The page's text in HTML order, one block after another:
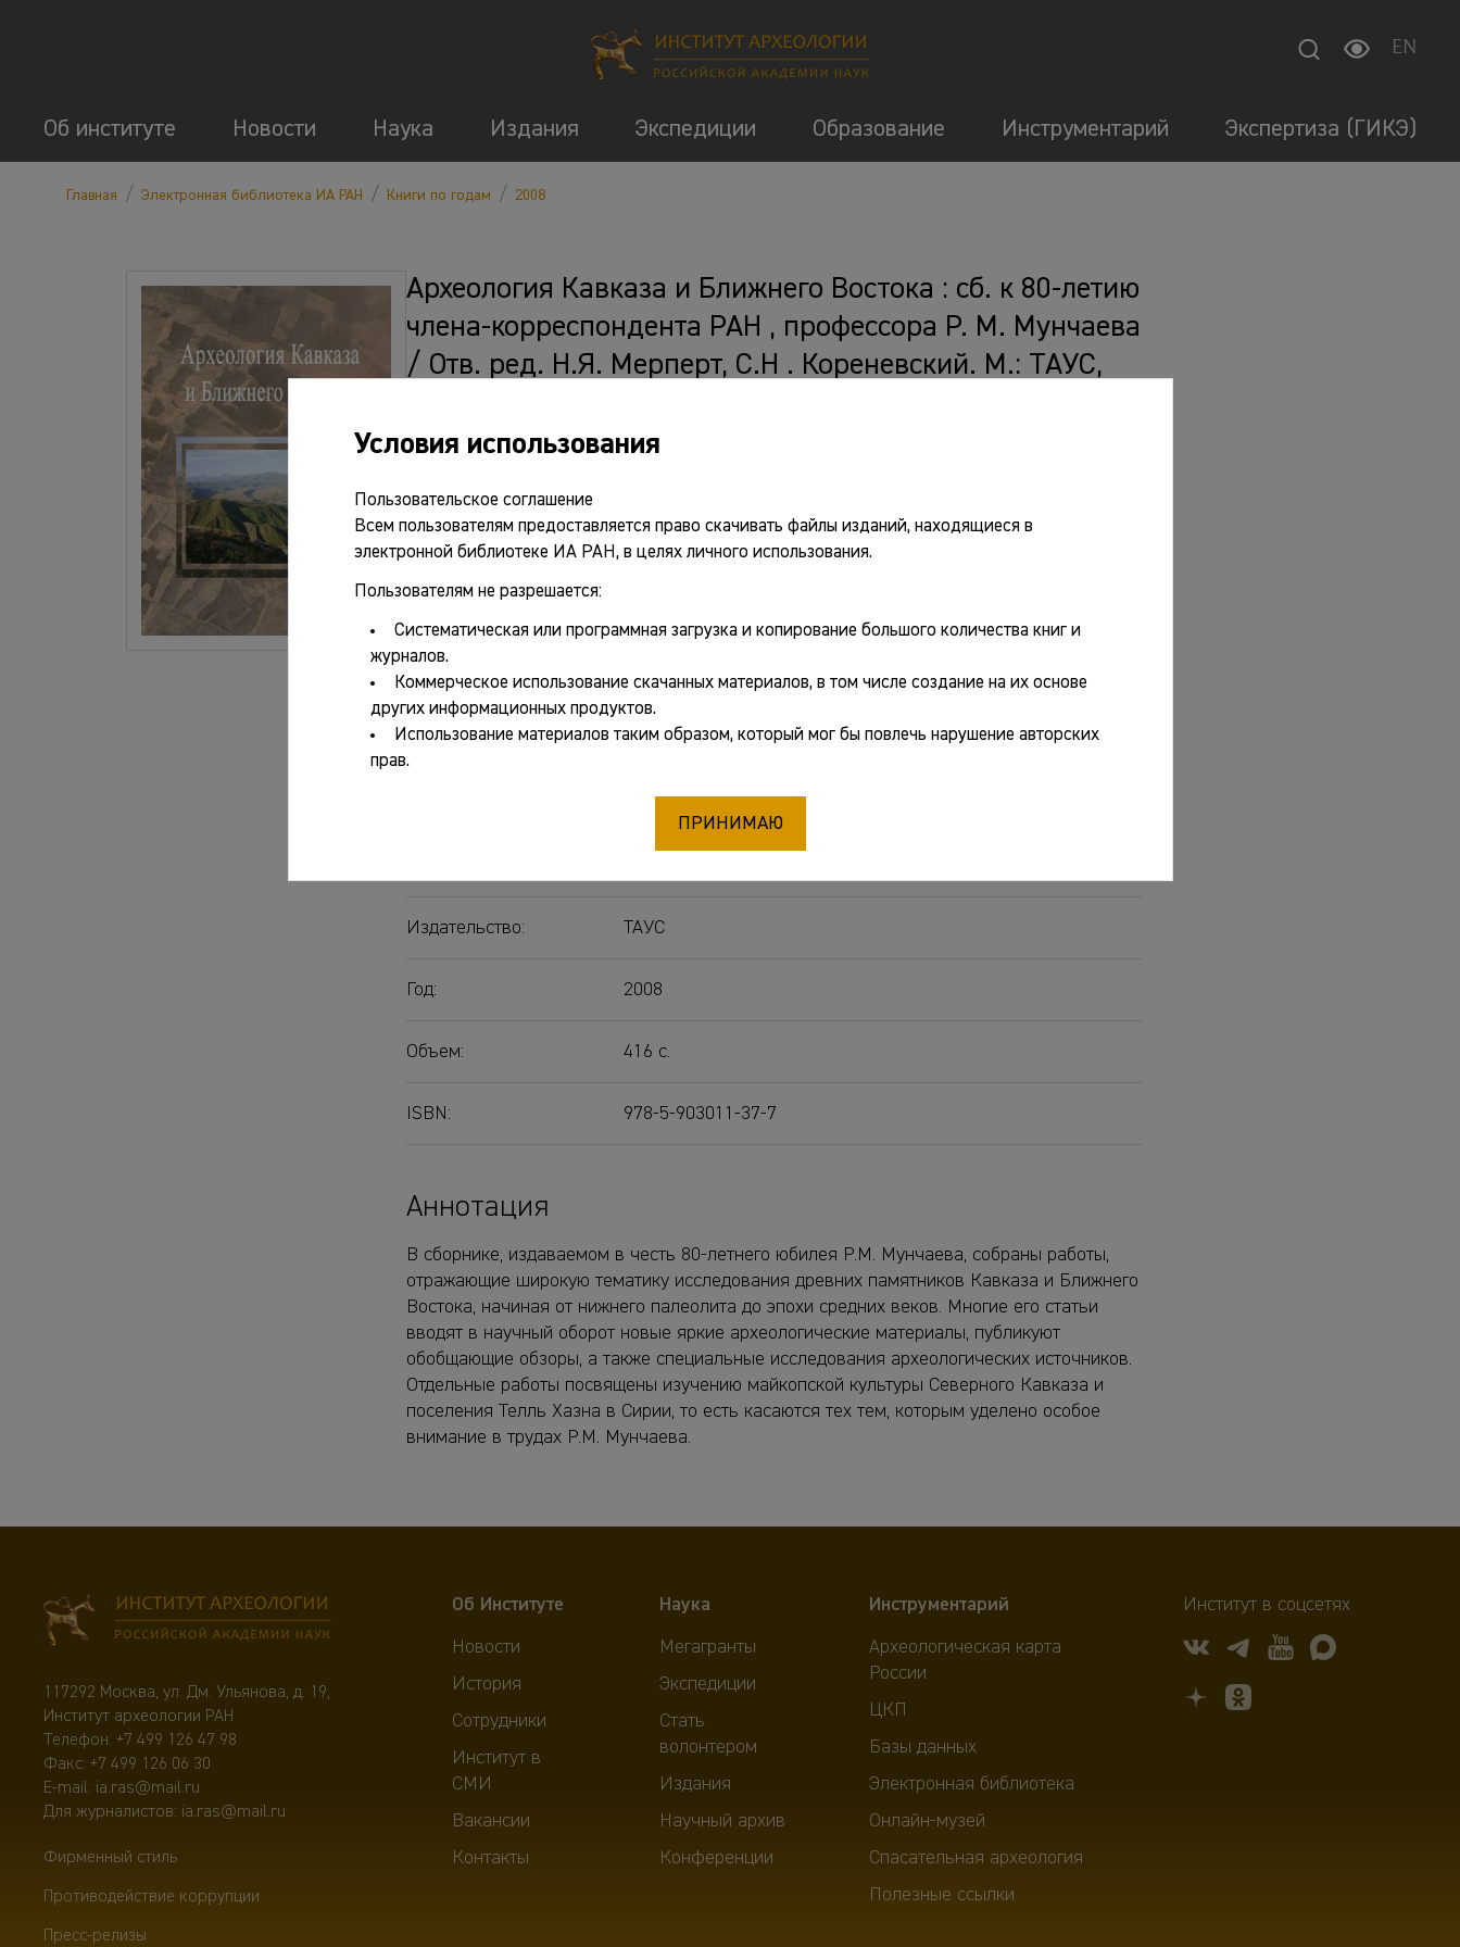
EN
Об институте Новости Наука Издания Экспедиции Образование Инструментарий Экспертиза (ГИКЭ)
Главная / Электронная библиотека ИА РАН / Книги по годам / 2008
Археология Кавказа и Ближнего Востока : сб. к 80-летию
члена-корреспондента РАН , профессора Р. М. Мунчаева
/ Отв. ред. Н.Я. Мерперт, С.Н . Кореневский. М.: ТАУС,
открыть PDF
Основные сведения
Авторы: Мерперт Николай Яковлевич
Кореневский Сергей Николаевич[отв. ред.]
Издательство: ТАУС
Год: 2008
Объем: 416 с.
ISBN: 978-5-903011-37-7
Аннотация
В сборнике, издаваемом в честь 80-летнего юбилея Р.М. Мунчаева, собраны работы,
отражающие широкую тематику исследования древних памятников Кавказа и Ближнего
Востока, начиная от нижнего палеолита до эпохи средних веков. Многие его статьи
вводят в научный оборот новые яркие археологические материалы, публикуют
обобщающие обзоры, а также специальные исследования археологических источников.
Отдельные работы посвящены изучению майкопской культуры Северного Кавказа и
поселения Телль Хазна в Сирии, то есть касаются тех тем, которым уделено особое
внимание в трудах Р.М. Мунчаева.
117292 Москва, ул. Дм. Ульянова, д. 19,
Институт археологии РАН
Телефон: +7 499 126 47 98
Факс: +7 499 126 06 30
E-mail: ia.ras@mail.ru
Для журналистов: ia.ras@mail.ru
Фирменный стиль
Противодействие коррупции
Пресс-релизы
Об Институте
Новости
История
Сотрудники
Институт в
СМИ
Вакансии
Контакты
Наука
Мегагранты
Экспедиции
Стать
волонтером
Издания
Научный архив
Конференции
Инструментарий
Археологическая карта
России
ЦКП
Базы данных
Электронная библиотека
Онлайн-музей
Спасательная археология
Полезные ссылки
Институт в соцсетях
Условия использования
Пользовательское соглашение
Всем пользователям предоставляется право скачивать файлы изданий, находящиеся в
электронной библиотеке ИА РАН, в целях личного использования.
Пользователям не разрешается:
Систематическая или программная загрузка и копирование большого количества книг и
журналов.
Коммерческое использование скачанных материалов, в том числе создание на их основе
других информационных продуктов.
Использование материалов таким образом, который мог бы повлечь нарушение авторских
прав.
ПРИНИМАЮ